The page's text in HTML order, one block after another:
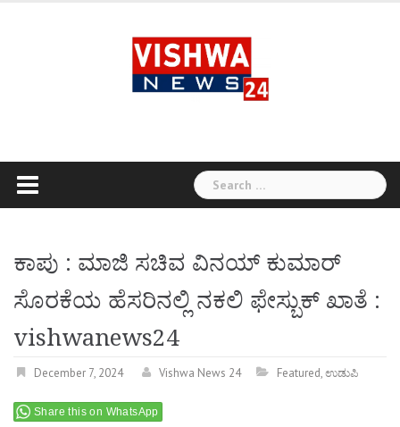
Search
for:
ಕಾಪು : ಮಾಜಿ ಸಚಿವ ವಿನಯ್ ಕುಮಾರ್
ಸೊರಕೆಯ ಹೆಸರಿನಲ್ಲಿ ನಕಲಿ ಫೇಸ್ಬುಕ್ ಖಾತೆ :
vishwanews24
December 7, 2024 Vishwa News 24 Featured,ಉಡುಪಿ
Share this on WhatsApp